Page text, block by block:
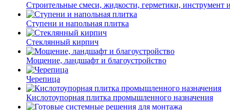
Строительные смеси, жидкости, герметики, инструмент
Ступени и напольная плитка
Cтеклянный кирпич
Мощение, ландшафт и благоустройство
Черепица
Кислотоупорная плитка промышленного назначения